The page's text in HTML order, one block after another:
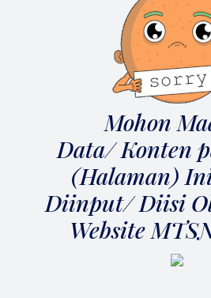
Mohon
Data/ Konten
(Halaman)
Diinput/ Diisi
Website